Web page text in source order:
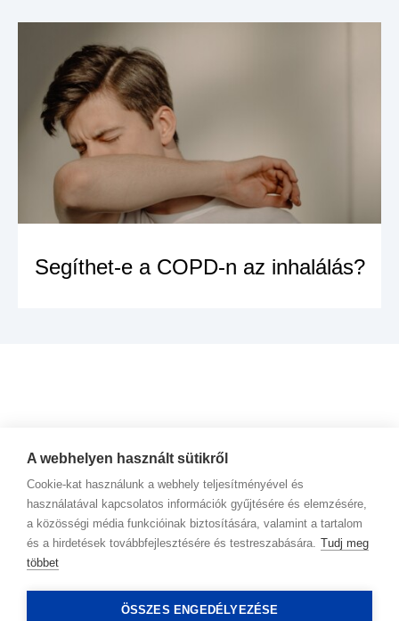
Segíthet-e a COPD-n az inhalálás?
MEGNÉZEM A
Kapcsolat
A webhelyen használt sütikről
Cookie-kat használunk a webhely teljesítményével és
használatával kapcsolatos információk gyűjtésére és elemzésére,
a közösségi média funkcióinak biztosítására, valamint a tartalom
és a hirdetések továbbfejlesztésére és testreszabására. Tudj meg
többet
ÖSSZES ENGEDÉLYEZÉSE